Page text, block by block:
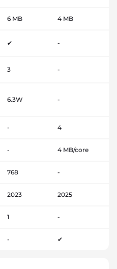
6 MB 4 MB
✔ -
3 -
6.3W -
- 4
- 4 MB/core
768 -
2023 2025
1 -
- ✔